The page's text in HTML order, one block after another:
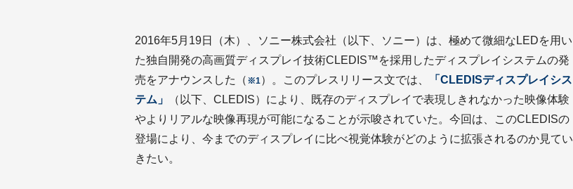
2016年5月19日（木）、ソニー株式会社（以下、ソニー）は、極めて微細なLEDを用い
た独自開発の高画質ディスプレイ技術CLEDIS™を採用したディスプレイシステムの発
売をアナウンスした（ ※1）。このプレスリリース文では、
「CLEDISディスプレイシス
テム」
（以下、CLEDIS）により、既存のディスプレイで表現しきれなかった映像体験
やよりリアルな映像再現が可能になることが示唆されていた。今回は、このCLEDISの
登場により、今までのディスプレイに比べ視覚体験がどのように拡張されるのか見てい
きたい。